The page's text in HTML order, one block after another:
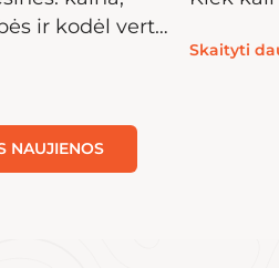
NAUJIENOS
ir kodėl verta
Skaityti